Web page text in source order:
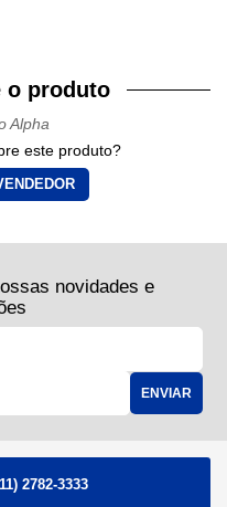
o produto
Alpha
este produto?
novidades e
ENVIAR
2782-3333